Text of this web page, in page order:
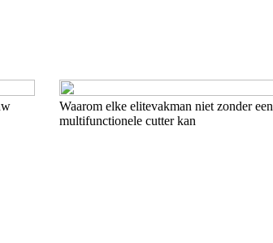
Waarom elke elitevakman niet zonder een
multifunctionele cutter kan